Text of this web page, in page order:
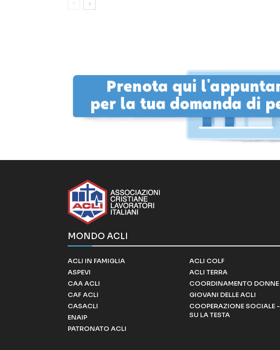
MONDO ACLI
ACLI IN FAMIGLIA
ASPEVI
CAA ACLI
CAF ACLI
CASACLI
ENAIP
PATRONATO ACLI
ACLI COLF
ACLI TERRA
COORDINAMENTO DONNE
GIOVANI DELLE ACLI
COOPERAZIONE SOCIALE -
SU LA TESTA